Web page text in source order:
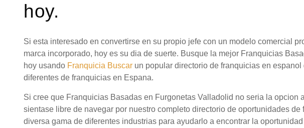
hoy.
Si esta interesado en convertirse en su propio jefe con un modelo comercial
marca incorporado, hoy es su dia de suerte. Busque la mejor Franquicias
hoy usando Franquicia Buscar un popular directorio de franquicias en
diferentes de franquicias en Espana.
Si cree que Franquicias Basadas en Furgonetas Valladolid no seria la opcion
sientase libre de navegar por nuestro completo directorio de oportunidades
diversa gama de diferentes industrias para ayudarlo a encontrar la